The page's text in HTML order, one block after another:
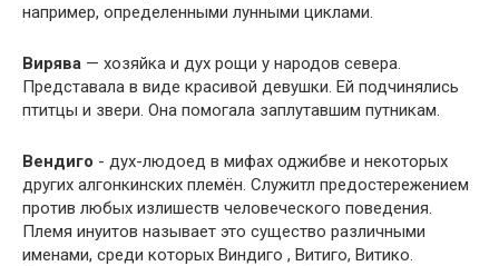
например, определенными лунными циклами.
Вирява — хозяйка и дух рощи у народов севера.
Представала в виде красивой девушки. Ей подчинялись
птитцы и звери. Она помогала заплутавшим путникам.
Вендиго - дух-людоед в мифах оджибве и некоторых
других алгонкинских племён. Служитл предостережением
против любых излишеств человеческого поведения.
Племя инуитов называет это существо различными
именами, среди которых Виндиго , Витиго, Витико.